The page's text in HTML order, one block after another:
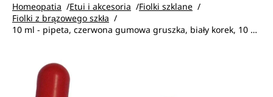
Homeopatia Etui i akcesoria
Fiolki szklane
Fiolki z brązowego szkła
10 ml - pipeta, czerwona gumowa gruszka, biały korek, 10 szt.
Pomiń galerię zdjęć